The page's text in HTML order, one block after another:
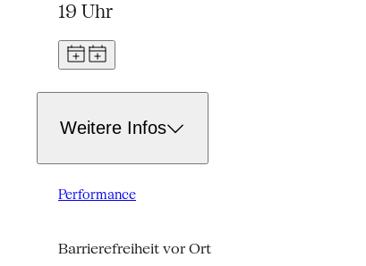
19 Uhr
Weitere Infos
Performance
Barrierefreiheit vor Ort